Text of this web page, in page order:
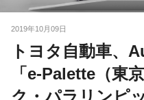
2019年10月09日
トヨタ自動車、
「e-Palette（東
ク・パラリンピ